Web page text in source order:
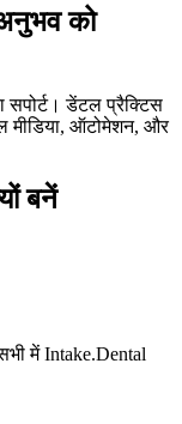
को
सपोर्ट। डेंटल प्रैक्टिस
मीडिया, ऑटोमेशन, और
बनें
में Intake.Dental